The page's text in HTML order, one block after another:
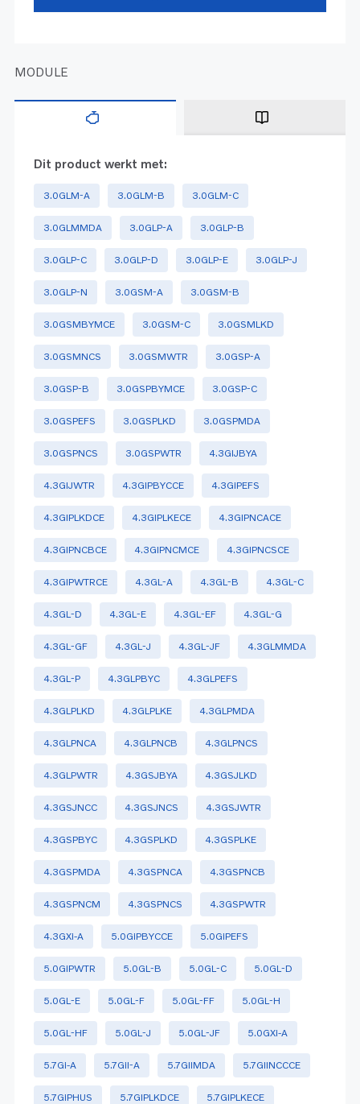
MODULE
Dit product werkt met:
3.0GLM-A 3.0GLM-B 3.0GLM-C
3.0GLMMDA 3.0GLP-A 3.0GLP-B
3.0GLP-C 3.0GLP-D 3.0GLP-E 3.0GLP-J
3.0GLP-N 3.0GSM-A 3.0GSM-B
3.0GSMBYMCE 3.0GSM-C 3.0GSMLKD
3.0GSMNCS 3.0GSMWTR 3.0GSP-A
3.0GSP-B 3.0GSPBYMCE 3.0GSP-C
3.0GSPEFS 3.0GSPLKD 3.0GSPMDA
3.0GSPNCS 3.0GSPWTR 4.3GIJBYA
4.3GIJWTR 4.3GIPBYCCE 4.3GiPEFS
4.3GIPLKDCE 4.3GIPLKECE 4.3GIPNCACE
4.3GIPNCBCE 4.3GIPNCMCE 4.3GIPNCSCE
4.3GIPWTRCE 4.3GL-A 4.3GL-B 4.3GL-C
4.3GL-D 4.3GL-E 4.3GL-EF 4.3GL-G
4.3GL-GF 4.3GL-J 4.3GL-JF 4.3GLMMDA
4.3GL-P 4.3GLPBYC 4.3GLPEFS
4.3GLPLKD 4.3GLPLKE 4.3GLPMDA
4.3GLPNCA 4.3GLPNCB 4.3GLPNCS
4.3GLPWTR 4.3GSJBYA 4.3GSJLKD
4.3GSJNCC 4.3GSJNCS 4.3GSJWTR
4.3GSPBYC 4.3GSPLKD 4.3GSPLKE
4.3GSPMDA 4.3GSPNCA 4.3GSPNCB
4.3GSPNCM 4.3GSPNCS 4.3GSPWTR
4.3GXi-A 5.0GiPBYCCE 5.0GiPEFS
5.0GiPWTR 5.0GL-B 5.0GL-C 5.0GL-D
5.0GL-E 5.0GL-F 5.0GL-FF 5.0GL-H
5.0GL-HF 5.0GL-J 5.0GL-JF 5.0GXi-A
5.7Gi-A 5.7GiI-A 5.7GIIMDA 5.7GIINCCCE
5.7GiPHUS 5.7GIPLKDCE 5.7GIPLKECE